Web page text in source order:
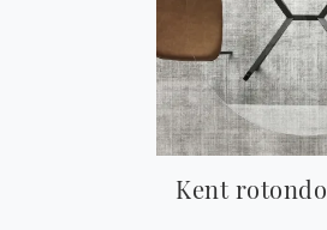
Kent rotondo